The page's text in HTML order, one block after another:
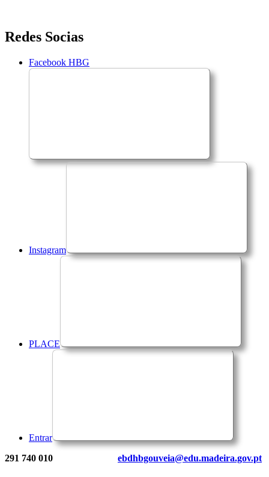
Saltar
para
conteúdo
Redes Socias
Facebook HBG
Instagram
PLACE
Entrar
291 740 010 ebdhbgouveia@edu.madeira.gov.pt